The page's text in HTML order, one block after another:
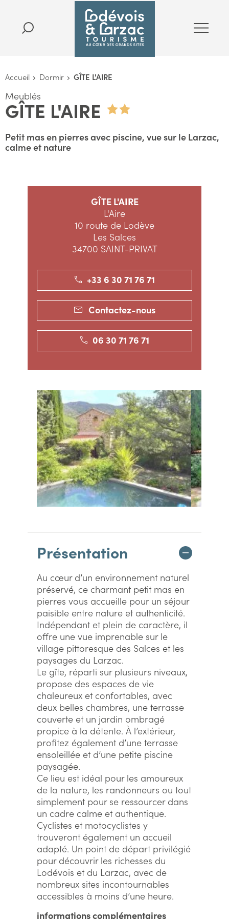
Accueil Dormir GÎTE L'AIRE
Meublés
GÎTE L'AIRE
Petit mas en pierres avec piscine, vue sur le Larzac,
calme et nature
GÎTE L'AIRE
L'Aire
10 route de Lodève
Les Salces
34700 SAINT-PRIVAT
+33 6 30 71 76 71
Contactez-nous
06 30 71 76 71
Présentation
Au cœur d’un environnement naturel
préservé, ce charmant petit mas en
pierres vous accueille pour un séjour
paisible entre nature et authenticité.
Indépendant et plein de caractère, il
offre une vue imprenable sur le
village pittoresque des Salces et les
paysages du Larzac.
Le gîte, réparti sur plusieurs niveaux,
propose des espaces de vie
chaleureux et confortables, avec
deux belles chambres, une terrasse
couverte et un jardin ombragé
propice à la détente. À l’extérieur,
profitez également d’une terrasse
ensoleillée et d’une petite piscine
paysagée.
Ce lieu est idéal pour les amoureux
de la nature, les randonneurs ou tout
simplement pour se ressourcer dans
un cadre calme et authentique.
Cyclistes et motocyclistes y
trouveront également un accueil
adapté. Un point de départ privilégié
pour découvrir les richesses du
Lodévois et du Larzac, avec de
nombreux sites incontournables
accessibles à moins d’une heure.
informations complémentaires